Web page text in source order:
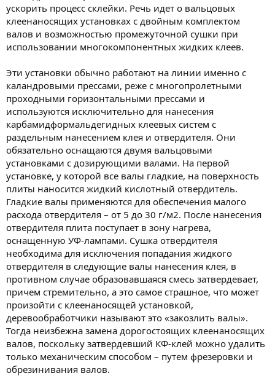
ускорить процесс склейки. Речь идет о вальцовых
клеенаносящих установках с двойным комплектом
валов и возможностью промежуточной сушки при
использовании многокомпонентных жидких клеев.
Эти установки обычно работают на линии именно с
каландровыми прессами, реже с многопролетными
проходными горизонтальными прессами и
используются исключительно для нанесения
карбамидформальдегидных клеевых систем с
раздельным нанесением клея и отвердителя. Они
обязательно оснащаются двумя вальцовыми
установками с дозирующими валами. На первой
установке, у которой все валы гладкие, на поверхность
плиты наносится жидкий кислотный отвердитель.
Гладкие валы применяются для обеспечения малого
расхода отвердителя – от 5 до 30 г/м2. После нанесения
отвердителя плита поступает в зону нагрева,
оснащенную УФ-лампами. Сушка отвердителя
необходима для исключения попадания жидкого
отвердителя в следующие валы нанесения клея, в
противном случае образовавшаяся смесь затвердевает,
причем стремительно, а это самое страшное, что может
произойти с клеенаносящей установкой,
деревообработчики называют это «закозлить валы».
Тогда неизбежна замена дорогостоящих клеенаносящих
валов, поскольку затвердевший КФ-клей можно удалить
только механическим способом – путем фрезеровки и
обрезинивания валов.